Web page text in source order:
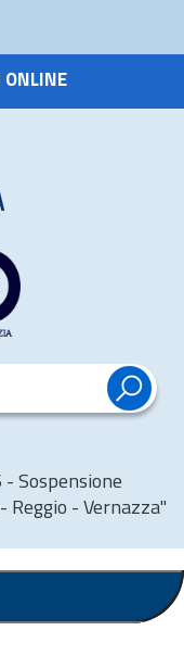
ONLINE
- Sospensione
Reggio - Vernazza"